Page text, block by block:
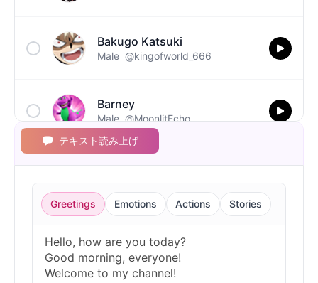
Bakugo Katsuki
Male @kingofworld_666
Barney
Male @MoonlitEcho
Bluey
Female @EchoVale
Male @IdeaSynth
テキスト読み上げ
Greetings Emotions Actions Stories